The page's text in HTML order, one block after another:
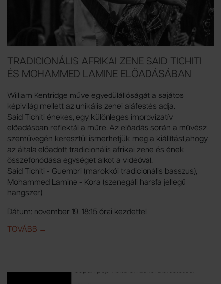
TRADICIONÁLIS AFRIKAI ZENE SAID TICHITI
ÉS MOHAMMED LAMINE ELŐADÁSÁBAN
William Kentridge műve egyedülállóságát a sajátos
képivilág mellett az unikális zenei aláfestés adja.
Said Tichiti énekes, egy különleges improvizatív
előadásban reflektál a műre. Az előadás során a művész
szemüvegén keresztül ismerhetjük meg a kiállítást,ahogy
az általa előadott tradicionális afrikai zene és ének
összefonódása egységet alkot a videóval.
Said Tichiti - Guembri (marokkói tradicionális basszus),
Mohammed Lamine - Kora (szenegáli harsfa jellegű
hangszer)
Dátum: november 19. 18:15 órai kezdettel
TOVÁBB IDE: TRADICIONÁLIS AFRIKAI ZENE SAID TICHITI
→